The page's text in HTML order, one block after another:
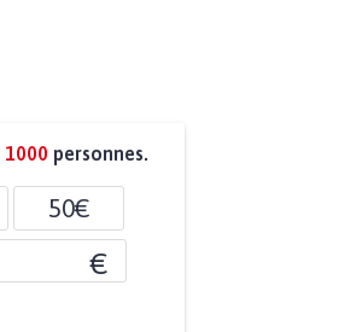
1000 personnes.
50€
€